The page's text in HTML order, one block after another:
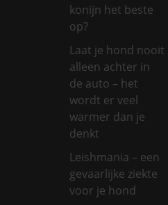
konijn het beste
op?
Laat je hond nooit
alleen achter in
de auto – het
wordt er veel
warmer dan je
denkt
Leishmania – een
gevaarlijke ziekte
voor je hond